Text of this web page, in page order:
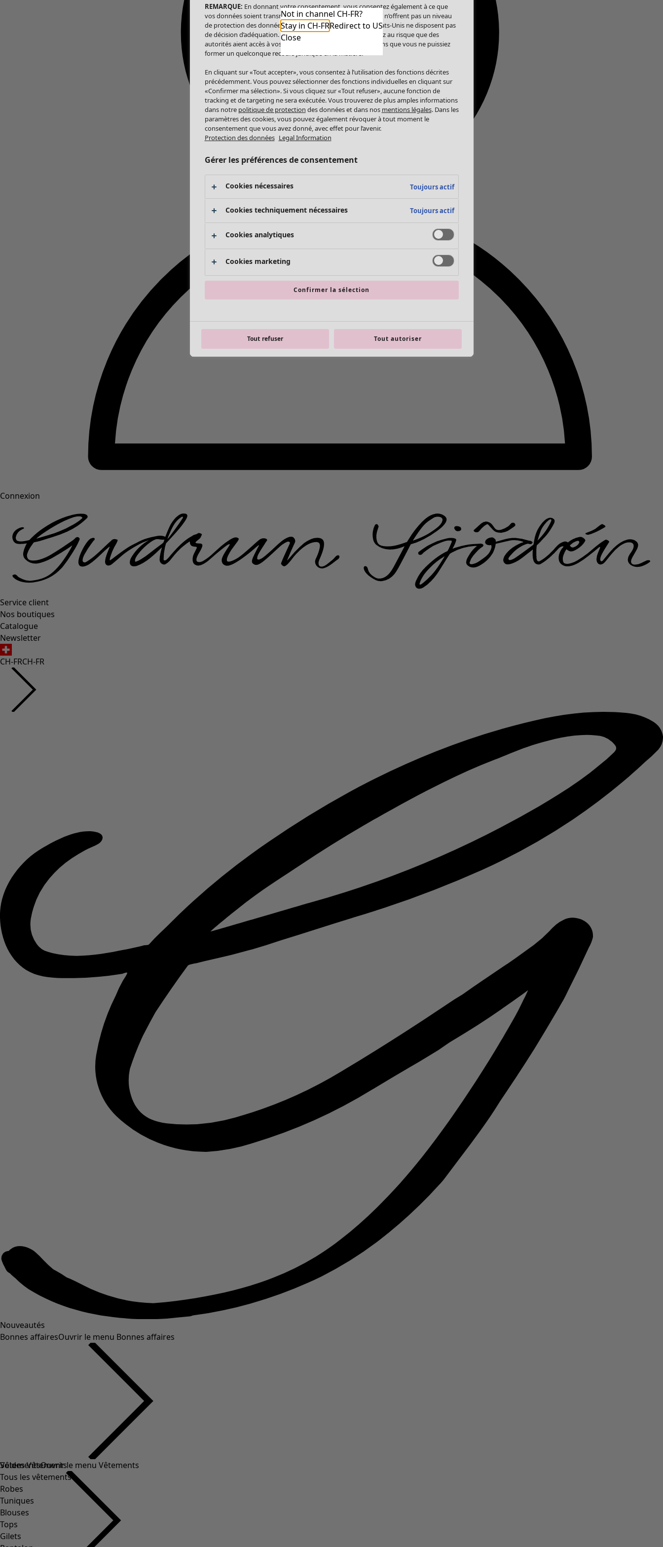
Connexion
Service client
Nos boutiques
Catalogue
Newsletter
CH-FRCH-FR
Nouveautés
Bonnes affairesOuvrir le menu Bonnes affaires
Soldes Vêtements
Tous les vêtements
Robes
Tuniques
Blouses
Tops
Gilets
VêtementsOuvrir le menu Vêtements
Not in channel CH-FR?
Stay in CH-FRRedirect to US
Close
REMARQUE: En donnant votre consentement, vous consentez également à ce que
vos données soient transmises aux États-Unis. Les États-Unis n’offrent pas un niveau
de protection des données comparable à celui de l’UE. Les États-Unis ne disposent pas
de décision d’adéquation. Par conséquent, vous vous exposez au risque que des
autorités aient accès à vos données à caractère personnel sans que vous ne puissiez
former un quelconque recours juridique en la matière.
En cliquant sur «Tout accepter», vous consentez à l’utilisation des fonctions décrites
précédemment. Vous pouvez sélectionner des fonctions individuelles en cliquant sur
«Confirmer ma sélection». Si vous cliquez sur «Tout refuser», aucune fonction de
tracking et de targeting ne sera exécutée. Vous trouverez de plus amples informations
dans notre politique de protection des données et dans nos mentions légales. Dans les
paramètres des cookies, vous pouvez également révoquer à tout moment le
consentement que vous avez donné, avec effet pour l’avenir.
Protection des données Legal Information
Gérer les préférences de consentement
Cookies nécessaires Toujours actif
Cookies techniquement nécessaires Toujours actif
Cookies analytiques
Cookies marketing
Confirmer la sélection
Tout refuser Tout autoriser